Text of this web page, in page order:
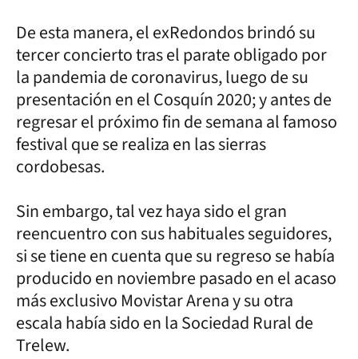
De esta manera, el exRedondos brindó su
tercer concierto tras el parate obligado por
la pandemia de coronavirus, luego de su
presentación en el Cosquín 2020; y antes de
regresar el próximo fin de semana al famoso
festival que se realiza en las sierras
cordobesas.
Sin embargo, tal vez haya sido el gran
reencuentro con sus habituales seguidores,
si se tiene en cuenta que su regreso se había
producido en noviembre pasado en el acaso
más exclusivo Movistar Arena y su otra
escala había sido en la Sociedad Rural de
Trelew.